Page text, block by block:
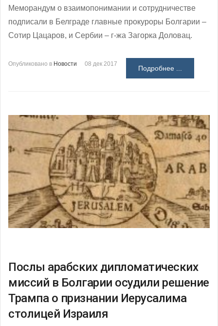
Меморандум о взаимопонимании и сотрудничестве
подписали в Белграде главные прокуроры Болгарии –
Сотир Цацаров, и Сербии – г-жа Загорка Доловац.
Опубликовано в Новости 08 дек 2017
Подробнее ...
Послы арабских дипломатических
миссий в Болгарии осудили решение
Трампа о признании Иерусалима
столицей Израиля